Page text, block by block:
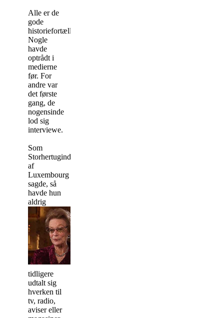
Alle er de
gode
historiefortællere.
Nogle
havde
optrådt i
medierne
før. For
andre var
det første
gang, de
nogensinde
lod sig
interviewe.
Som
Storhertuginden
af
Luxembourg
sagde, så
havde hun
aldrig
tidligere
udtalt sig
hverken til
tv, radio,
aviser eller